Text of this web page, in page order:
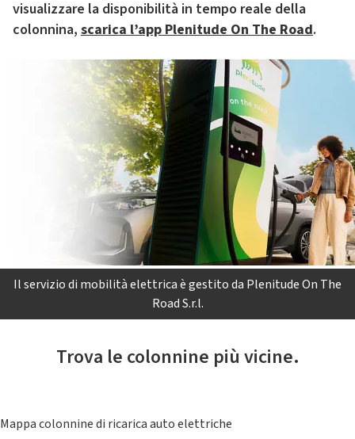
visualizzare la disponibilità in tempo reale della
colonnina, scarica l’app Plenitude On The Road.
Il servizio di mobilità elettrica è gestito da Plenitude On The
Road S.r.l.
Trova le colonnine più vicine.
Mappa colonnine di ricarica auto elettriche